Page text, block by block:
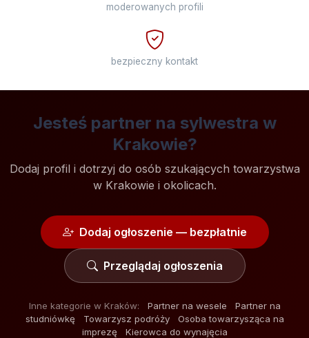
moderowanych profili
bezpieczny kontakt
Jesteś partner na sylwestra w
Krakowie?
Dodaj profil i dotrzyj do osób szukających towarzystwa
w Krakowie i okolicach.
Dodaj ogłoszenie — bezpłatnie
Przeglądaj ogłoszenia
Inne kategorie w Kraków: Partner na wesele
Partner na
studniówkę
Towarzysz podróży
Osoba towarzysząca na
imprezę
Kierowca do wynajęcia